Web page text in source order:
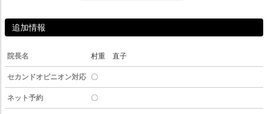
追加情報
院長名 村重 直子
セカンドオピニオン対応 〇
ネット予約 〇